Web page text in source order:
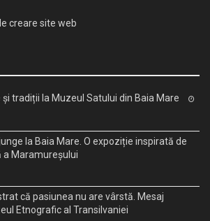
creare site web
tradiții la Muzeul Satului din Baia Mare
la Baia Mare. O expoziție inspirată de
Maramureșului
că pasiunea nu are vârstă. Mesaj
Etnografic al Transilvaniei